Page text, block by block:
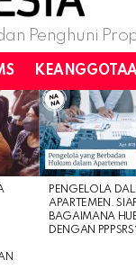
Penghuni
PENGELOLA
APARTEMEN.
BAGAIMANA
DENGAN